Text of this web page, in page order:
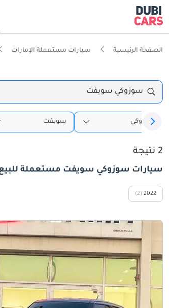
الصفحة الرئيسية سيارات مستعملة الإمارات
سوزوكي سويفت
سوزوكي سويفت
2 نتيجة
سيارات سوزوكي سويفت مستعملة
2022
(2)